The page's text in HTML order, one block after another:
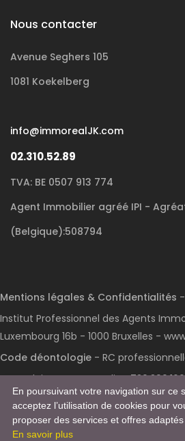
Agence immobilière
PROPERTIES
Nous contacter
Avenue Seghers 105
1081 Koekelberg
info@immorealJK.com
02.310.52.89
TVA: BE 0507 913 774
Agent Immobilier agréé IPI -
(Belgique):508794
Mentions légales & Confidentialités
Institut Professionnel des Agents
Luxembourg 16b - 1000 Bruxelles -
Code déontologie - RC
AXA Belgium S.A. : n° police 730.390.160
POWERED AND DEVELOPED
En poursuivant votre navigation sur ce
acceptez l’utilisation de cookies pour
proposer des services et offres adaptés
En savoir plus